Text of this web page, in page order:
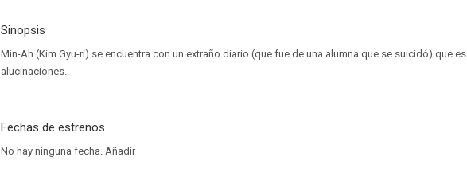
Sinopsis
Min-Ah (Kim Gyu-ri) se encuentra con un extraño diario (que fue de una alumna que se suicidó) que
alucinaciones.
Fechas de estrenos
No hay ninguna fecha. Añadir